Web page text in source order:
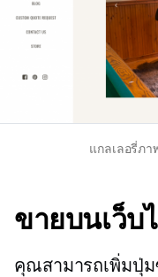
แกลเลอรี่ภ
ขายบนเว็
คุณสามารถเพิ่มปุ่ม